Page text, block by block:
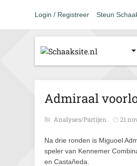
Login / Registreer Steun
Admiraal
Analyses/Partijen 21
Na drie ronden is Miguoel
speler van Kennemer
en Castañeda.